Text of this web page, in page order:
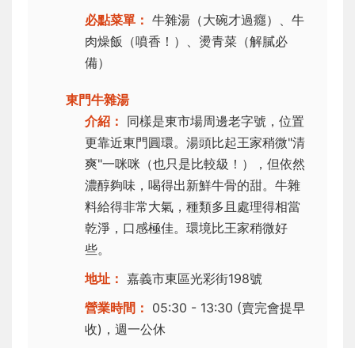
必點菜單： 牛雜湯（大碗才過癮）、牛
肉燥飯（噴香！）、燙青菜（解膩必
備）
東門牛雜湯
介紹： 同樣是東市場周邊老字號，位置
更靠近東門圓環。湯頭比起王家稍微"清
爽"一咪咪（也只是比較級！），但依然
濃醇夠味，喝得出新鮮牛骨的甜。牛雜
料給得非常大氣，種類多且處理得相當
乾淨，口感極佳。環境比王家稍微好
些。
地址： 嘉義市東區光彩街198號
營業時間： 05:30 - 13:30 (賣完會提早
收)，週一公休